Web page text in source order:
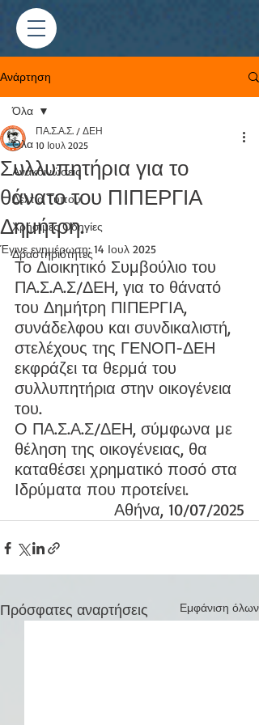
Ανάρτηση
Όλα
Ανακοινώσεις
Δελτία Τύπου
Χρήσιμες Οδηγίες
Δραστηριότητες
Όλα
Συλλυπητήρια για το
θάνατο του ΠΙΠΕΡΓΙΑ
Δημήτρη.
ΠΑ.Σ.Α.Σ. / ΔΕΗ
10 Ιουλ 2025
Έγινε ενημέρωση: 14 Ιουλ 2025
Το Διοικητικό Συμβούλιο του
ΠΑ.Σ.Α.Σ/ΔΕΗ, για το θάνατό
του Δημήτρη ΠΙΠΕΡΓΙΑ,
συνάδελφου και συνδικαλιστή,
στελέχους της ΓΕΝΟΠ-ΔΕΗ
εκφράζει τα θερμά του
συλλυπητήρια στην οικογένεια
του.
Ο ΠΑ.Σ.Α.Σ/ΔΕΗ, σύμφωνα με
θέληση της οικογένειας, θα
καταθέσει χρηματικό ποσό στα
Ιδρύματα που προτείνει.
Αθήνα, 10/07/2025
Πρόσφατες αναρτήσεις Εμφάνιση όλων